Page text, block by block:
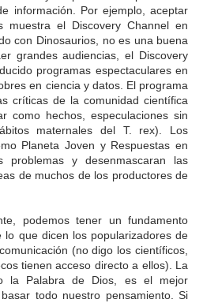
información. Por ejemplo, aceptar
muestra el Discovery Channel en
con Dinosaurios, no es una buena
grandes audiencias, el Discovery
programas espectaculares en
en ciencia y datos. El programa
críticas de la comunidad científica
como hechos, especulaciones sin
maternales del T. rex). Los
Planeta Joven y Respuestas en
problemas y desenmascaran las
de muchos de los productores de
podemos tener un fundamento
lo que dicen los popularizadores de
(no digo los científicos,
tienen acceso directo a ellos). La
la Palabra de Dios, es el mejor
todo nuestro pensamiento. Si